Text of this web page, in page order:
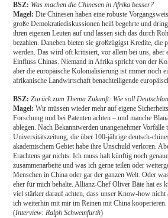
BSZ: Was machen die Chinesen in Afrika besser?
Magel: Die Chinesen haben eine robuste
große Demokratiediskussionen heiß begehrte und
ihren eigenen Leuten auf und lassen sich das durch
bezahlen. Daneben bieten sie großzügigst Kredite, die
werden. Das wird oft kritisiert, vor allem bei uns, aber
Einfluss Chinas. Niemand in Afrika spricht von der
aber die europäische Kolonialisierung ist immer noch
afrikanische Landwirtschaft benachteiligende
BSZ: Zurück zum Thema Zukunft: Wie soll
Magel: Wir müssen wieder mehr auf eigene
Forschung und bei Patenten achten – und manche
ablegen. Nach Bekanntwerden unangenehmer Vorfälle
Universitätszeitung, die über 100-jährige deutsch-
akademischem Gebiet habe ihre Unschuld verloren.
Erachtens gar nichts. Ich muss halt künftig noch
zusammenarbeite und was ich gerne teilen oder
Menschen in China oder gar der ganzen Welt. Oder
eher für mich behalte. Allianz-Chef Oliver Bäte hat es
viel stärker darauf achten, dass unser Know-how
ich weiterhin mit mir im Reinen mit China kooperieren.
(Interview: Ralph Schweinfurth)